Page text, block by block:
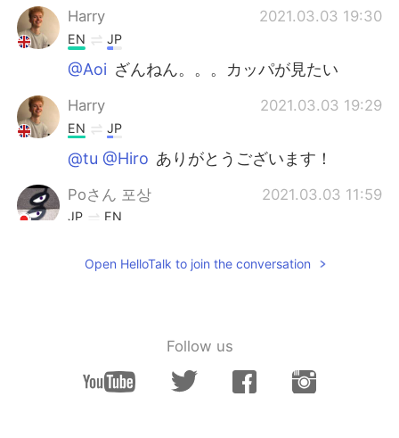
Harry 2021.03.03 19:30
EN JP
@Aoi ざんねん。。。カッパが見たい
Harry 2021.03.03 19:29
EN JP
@tu @Hiro ありがとうございます！
Poさん 포상 2021.03.03 11:59
JP EN
めです✨
河童橋、通ったことがあります👍 良い場所
ですよ～。いつか行ってみてください。
Open HelloTalk to join the conversation
Follow us